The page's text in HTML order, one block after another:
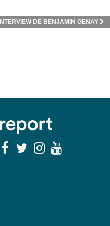
INTERVIEW DE BENJAMIN GENAY